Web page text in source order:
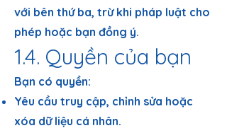
với bên thứ ba, trừ khi pháp luật cho
phép hoặc bạn đồng ý.
1.4. Quyền của bạn
Bạn có quyền:
Yêu cầu truy cập, chỉnh sửa hoặc
xóa dữ liệu cá nhân.